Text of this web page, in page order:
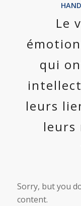
Le
qui
leurs
leurs
Sorry, but you
content.